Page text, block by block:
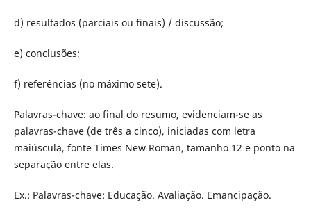
d) resultados (parciais ou finais) / discussão;
e) conclusões;
f) referências (no máximo sete).
Palavras-chave: ao final do resumo, evidenciam-se as
palavras-chave (de três a cinco), iniciadas com letra
maiúscula, fonte Times New Roman, tamanho 12 e ponto na
separação entre elas.
Ex.: Palavras-chave: Educação. Avaliação. Emancipação.